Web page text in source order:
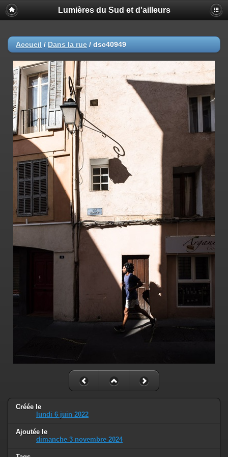
Lumières du Sud et d'ailleurs
Accueil / Dans la rue / dsc40949
Créée le
lundi 6 juin 2022
Ajoutée le
dimanche 3 novembre 2024